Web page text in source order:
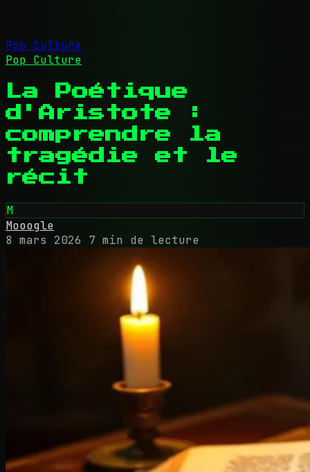
Pop Culture
Pop Culture
La Poétique
d'Aristote :
comprendre la
tragédie et le
récit
M
Mooogle
8 mars 2026
7 min de lecture